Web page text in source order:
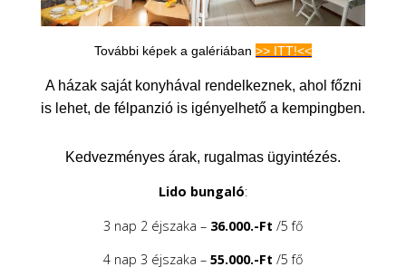
További képek a galériában >> ITT!<<
A házak saját konyhával rendelkeznek, ahol főzni
is lehet, de félpanzió is igényelhető a kempingben.
Kedvezményes árak, rugalmas ügyintézés.
Lido bungaló:
3 nap 2 éjszaka – 36.000.-Ft /5 fő
4 nap 3 éjszaka – 55.000.-Ft /5 fő